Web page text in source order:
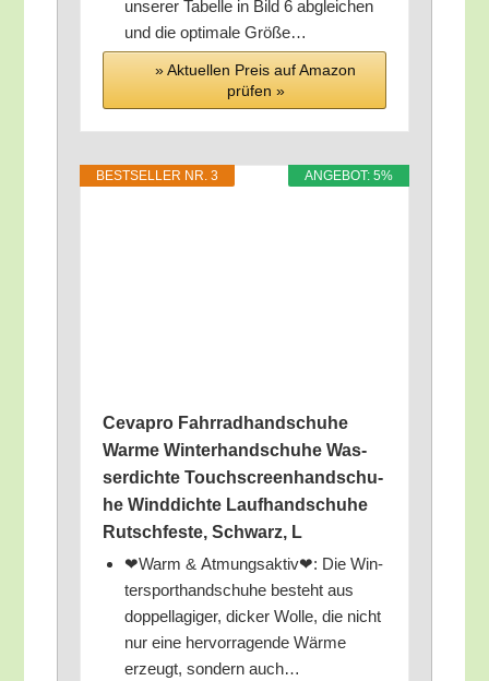
unse­rer Tabel­le in Bild 6 abglei­chen
und die opti­ma­le Größe…
» Aktu­el­len Preis auf Ama­zon
prü­fen »
ANGE­BOT: 5%
BEST­SEL­LER NR. 3
Ceva­pro Fahr­rad­hand­schu­he
War­me Win­ter­hand­schu­he Was­
ser­dich­te Touch­screen­hand­schu­
he Wind­dich­te Lauf­hand­schu­he
Rutsch­fes­te, Schwarz, L
❤Warm & Atmungs­ak­tiv❤: Die Win­
ter­sport­hand­schu­he besteht aus
dop­pel­la­gi­ger, dicker Wol­le, die nicht
nur eine her­vor­ra­gen­de Wär­me
erzeugt, son­dern auch…